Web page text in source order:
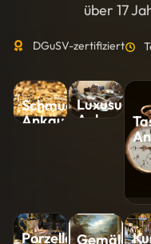
über 17
DGuSV-zertifiziert
Schmuck-
Ankauf
Ankauf
Porzellan-Gemälde-